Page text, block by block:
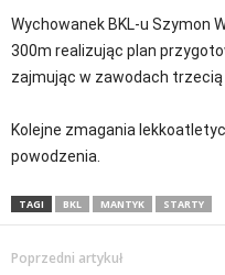
Wychowanek BKL-u Szymon
300m realizując plan
zajmując w zawodach trzecią
Kolejne zmagania
powodzenia.
TAGI BKL MANTYK STARTY
Poprzedni artykuł